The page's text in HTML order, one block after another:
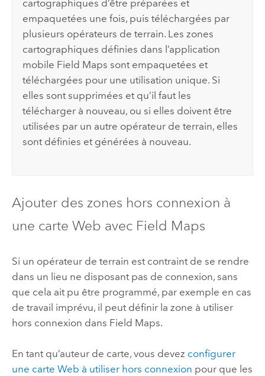
cartographiques d’être préparées et
empaquetées une fois, puis téléchargées par
plusieurs opérateurs de terrain. Les zones
cartographiques définies dans l’application
mobile Field Maps sont empaquetées et
téléchargées pour une utilisation unique. Si
elles sont supprimées et qu’il faut les
télécharger à nouveau, ou si elles doivent être
utilisées par un autre opérateur de terrain, elles
sont définies et générées à nouveau.
Ajouter des zones hors connexion à
une carte Web avec Field Maps
Si un opérateur de terrain est contraint de se rendre
dans un lieu ne disposant pas de connexion, sans
que cela ait pu être programmé, par exemple en cas
de travail imprévu, il peut définir la zone à utiliser
hors connexion dans Field Maps.
En tant qu’auteur de carte, vous devez configurer
une carte Web à utiliser hors connexion pour que les